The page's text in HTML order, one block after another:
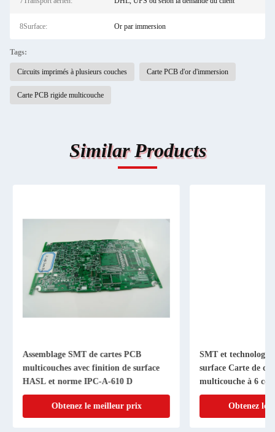
8Surface: Or par immersion
Tags:
Circuits imprimés à plusieurs couches Carte PCB d'or d'immersion
Carte PCB rigide multicouche
Similar Products
Assemblage SMT de cartes PCB
multicouches avec finition de surface
HASL et norme IPC-A-610 D
Obtenez le meilleur prix
SMT et technologie
surface Carte de
multicouche à 6
Obtenez le